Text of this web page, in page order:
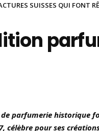
SUISSES QUI FONT
parfumerie historique
célèbre pour ses